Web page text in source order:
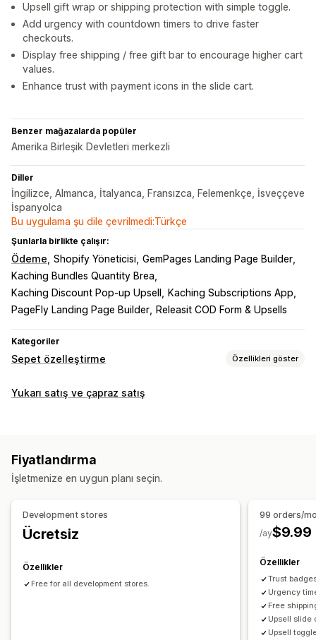
Upsell gift wrap or shipping protection with simple toggle.
Add urgency with countdown timers to drive faster
checkouts.
Display free shipping / free gift bar to encourage higher cart
values.
Enhance trust with payment icons in the slide cart.
Benzer mağazalarda popüler
Amerika Birleşik Devletleri merkezli
Diller
İngilizce, Almanca, İtalyanca, Fransızca, Felemenkçe, İsveççeve
İspanyolca
Bu uygulama şu dile çevrilmedi:Türkçe
Şunlarla birlikte çalışır:
Ödeme Shopify Yöneticisi GemPages Landing Page Builder
Kaching Bundles Quantity Brea
Kaching Discount Pop‑up Upsell
Kaching Subscriptions App
PageFly Landing Page Builder
Releasit COD Form & Upsells
Kategoriler
Sepet özelleştirme Özellikleri göster
Sepet ekranı
Yukarı satış
Ürün önerileri
Daha fazla satın alın, daha fazla tasarruf edin
Ücretsiz hediyeler
Yukarı satış ve çapraz satış
Fiyatlandırma
İşletmenize en uygun planı seçin.
Development stores
Ücretsiz
Özellikler
Free for all development stores.
99 orders/
$9.99
/ay
Özellikler
Trust
Urgency
Free
Upsell slide
Upsell